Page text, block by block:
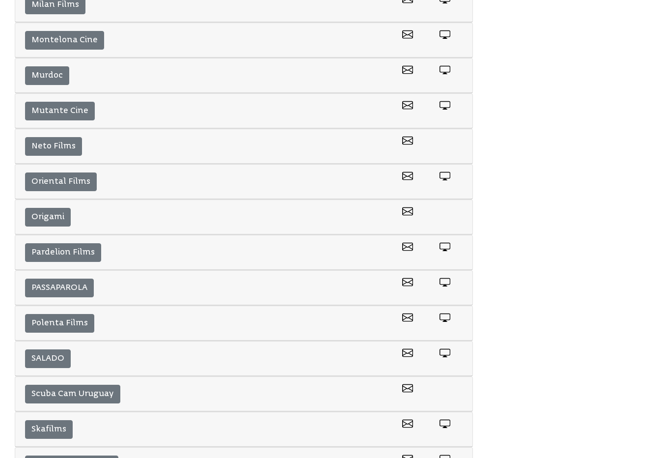
Milan Films
Montelona Cine
Murdoc
Mutante Cine
Neto Films
Oriental Films
Origami
Pardelion Films
PASSAPAROLA
Polenta Films
SALADO
Scuba Cam Uruguay
Skafilms